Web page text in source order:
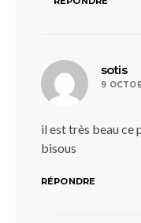
sotisdit :
9
il est très beau ce
bisous
RÉPONDRE